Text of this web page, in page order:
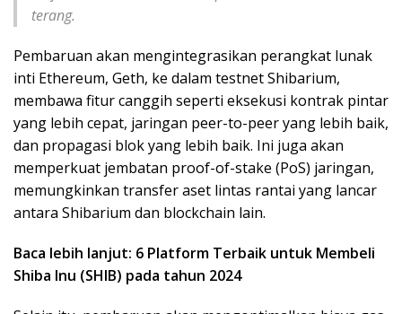
terang.
Pembaruan akan mengintegrasikan perangkat lunak
inti Ethereum, Geth, ke dalam testnet Shibarium,
membawa fitur canggih seperti eksekusi kontrak pintar
yang lebih cepat, jaringan peer-to-peer yang lebih baik,
dan propagasi blok yang lebih baik. Ini juga akan
memperkuat jembatan proof-of-stake (PoS) jaringan,
memungkinkan transfer aset lintas rantai yang lancar
antara Shibarium dan blockchain lain.
Baca lebih lanjut: 6 Platform Terbaik untuk Membeli
Shiba Inu (SHIB) pada tahun 2024